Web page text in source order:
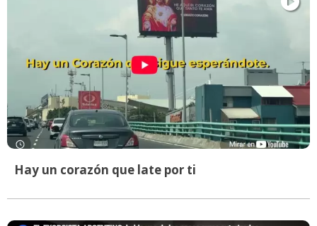
Hay un corazón que late por ti